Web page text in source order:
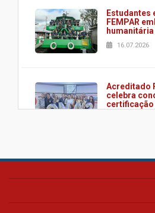
Estudantes
FEMPAR
16.07.2026
Acreditado
celebra
certificação
HUEM é o
UTI's